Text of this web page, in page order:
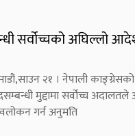
सर्वोच्चको अघिल्लो
२१ । नेपाली
मुद्दामा सर्वोच्च
गर्न अनुमति